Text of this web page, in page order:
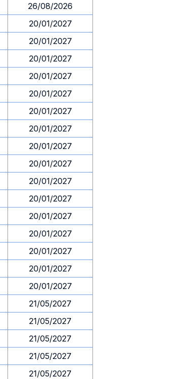
26/08/2026
20/01/2027
20/01/2027
20/01/2027
20/01/2027
20/01/2027
20/01/2027
20/01/2027
20/01/2027
20/01/2027
20/01/2027
20/01/2027
20/01/2027
20/01/2027
20/01/2027
20/01/2027
20/01/2027
21/05/2027
21/05/2027
21/05/2027
21/05/2027
21/05/2027